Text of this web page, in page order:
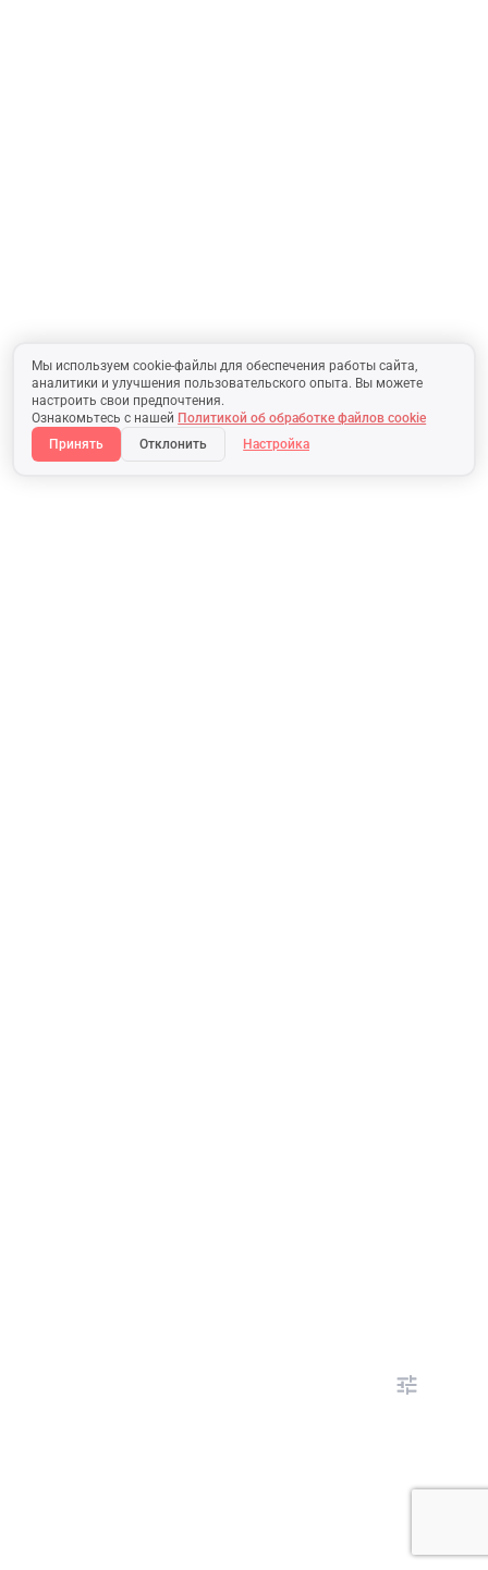
Мы используем cookie-файлы для обеспечения работы сайта,
аналитики и улучшения пользовательского опыта. Вы можете
настроить свои предпочтения.
Ознакомьтесь с нашей Политикой об обработке файлов cookie
Принять
Отклонить Настройка